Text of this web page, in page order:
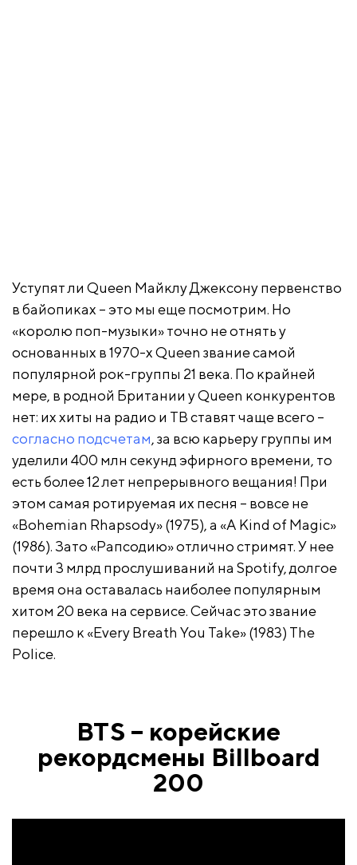
Уступят ли Queen Майклу Джексону первенство
в байопиках – это мы еще посмотрим. Но
«королю поп-музыки» точно не отнять у
основанных в 1970-х Queen звание самой
популярной рок-группы 21 века. По крайней
мере, в родной Британии у Queen конкурентов
нет: их хиты на радио и ТВ ставят чаще всего –
согласно подсчетам, за всю карьеру группы им
уделили 400 млн секунд эфирного времени, то
есть более 12 лет непрерывного вещания! При
этом самая ротируемая их песня – вовсе не
«Bohemian Rhapsody» (1975), а «A Kind of Magic»
(1986). Зато «Рапсодию» отлично стримят. У нее
почти 3 млрд прослушиваний на Spotify, долгое
время она оставалась наиболее популярным
хитом 20 века на сервисе. Сейчас это звание
перешло к «Every Breath You Take» (1983) The
Police.
BTS – корейские
рекордсмены Billboard
200